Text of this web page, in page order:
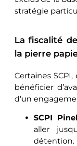
stratégie
La fiscalité
la pierre
Certaines
bénéficier
d’un
SCPI
aller
détention.